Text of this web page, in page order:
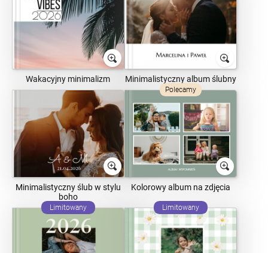
Wakacyjny minimalizm Minimalistyczny album ślubny
Minimalistyczny ślub w stylu
boho
Polecamy
Kolorowy album na zdjęcia
Limitowany Limitowany